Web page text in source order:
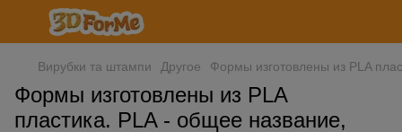
Вирубки та штампи Другое Формы изготовлены из PLA
Формы изготовлены из PLA
пластика. PLA - общее название,